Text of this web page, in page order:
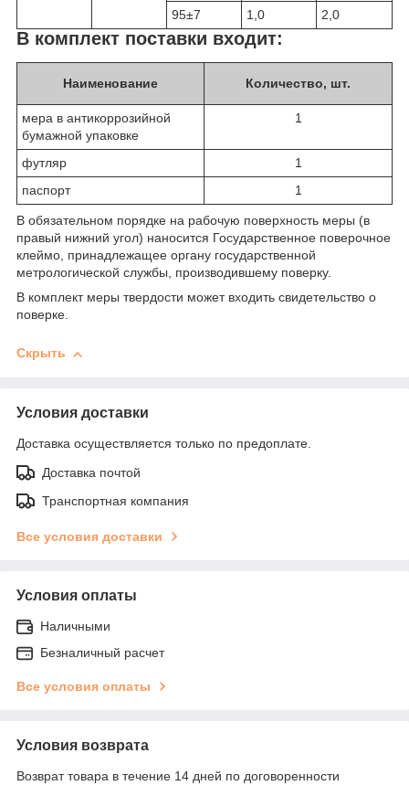
95±7
1,0 2,0
В комплект поставки входит:
Наименование Количество, шт.
мера в антикоррозийной
бумажной упаковке
1
футляр
1
паспорт
1
В обязательном порядке на рабочую поверхность меры (в
правый нижний угол) наносится Государственное поверочное
клеймо, принадлежащее органу государственной
метрологической службы, производившему поверку.
В комплект меры твердости может входить свидетельство о
поверке.
Скрыть
Условия доставки
Доставка осуществляется только по предоплате.
Доставка почтой
Транспортная компания
Все условия доставки
Условия оплаты
Наличными
Безналичный расчет
Все условия оплаты
Условия возврата
Возврат товара в течение 14 дней по договоренности